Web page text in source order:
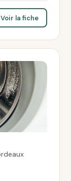
Voir la fiche